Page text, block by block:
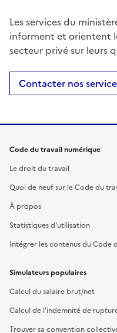
Les services du
informent et orientent
secteur privé sur leurs
Contacter nos
Code du travail numérique
Le droit du travail
Quoi de neuf sur le Code du
À propos
Statistiques d'utilisation
Intégrer les contenus du Code
Simulateurs populaires
Calcul du salaire brut/net
Calcul de l'indemnité de
Trouver sa convention